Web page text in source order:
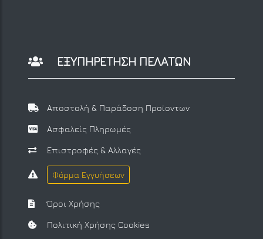
ΕΞΥΠΗΡΕΤΗΣΗ ΠΕΛΑΤΩΝ
Αποστολή & Παράδοση Προϊοντων
Ασφαλείς Πληρωμές
Επιστροφές & Αλλαγές
Φόρμα Εγγυήσεων
Όροι Χρήσης
Πολιτική Χρήσης Cookies